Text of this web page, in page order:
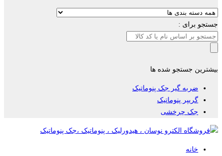
جستجو برای :
بیشترین جستجو شده ها
ضربه گیر جک پنوماتیک
گریپر پنوماتیک
جک چرخشی
خانه